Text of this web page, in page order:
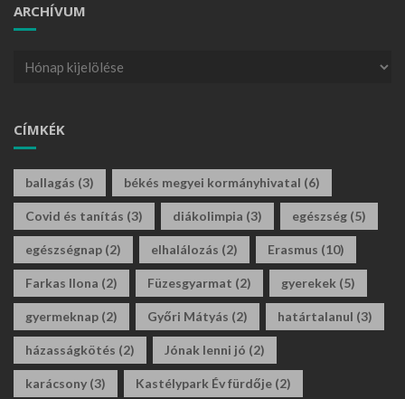
ARCHÍVUM
CÍMKÉK
ballagás (3) békés megyei kormányhivatal (6)
Covid és tanítás (3) diákolimpia (3) egészség (5)
egészségnap (2) elhalálozás (2) Erasmus (10)
Farkas Ilona (2) Füzesgyarmat (2) gyerekek (5)
gyermeknap (2) Győri Mátyás (2) határtalanul (3)
házasságkötés (2) Jónak lenni jó (2)
karácsony (3) Kastélypark Év fürdője (2)